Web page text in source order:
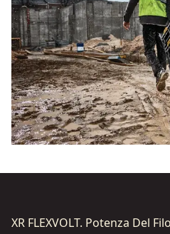
XR FLEXVOLT. Potenza Del